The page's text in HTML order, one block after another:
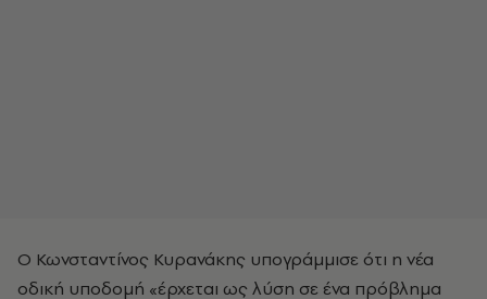
Ο Κωνσταντίνος Κυρανάκης υπογράμμισε ότι η νέα
οδική υποδομή «έρχεται ως λύση σε ένα πρόβλημα